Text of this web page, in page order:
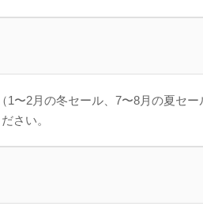
〜2月の冬セール、7〜8月の夏セ
さい。